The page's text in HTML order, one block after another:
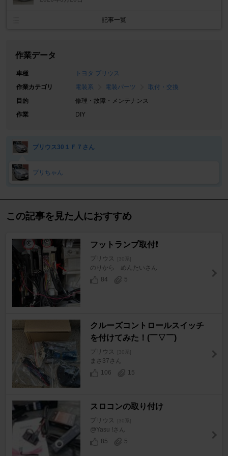
記事一覧
作業データ
車種
トヨタ プリウス
作業カテゴリ
電装系 電装パーツ
取付・交換
目的
修理・故障・メンテナンス
作業
DIY
プリウス30１Ｆ７さん
プリちゃん
この記事を見た人におすすめ
フットランプ取付❗️
プリウス [30系]
のりから めんたいさん
84
5
クルーズコントロールスイッチ
を付けてみた！(￣▽￣)
プリウス [30系]
まさ37さん
106
15
スロコンの取り付け
プリウス [30系]
@Yasu !さん
85
5